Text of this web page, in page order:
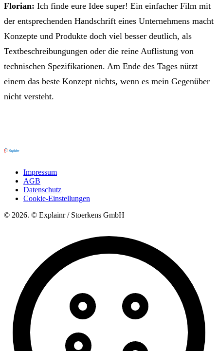
Florian: Ich finde eure Idee super! Ein einfacher Film mit
der entsprechenden Handschrift eines Unternehmens macht
Konzepte und Produkte doch viel besser deutlich, als
Textbeschreibungungen oder die reine Auflistung von
technischen Spezifikationen. Am Ende des Tages nützt
einem das beste Konzept nichts, wenn es mein Gegenüber
nicht versteht.
Impressum
AGB
Datenschutz
Cookie-Einstellungen
© 2026. © Explainr / Stoerkens GmbH